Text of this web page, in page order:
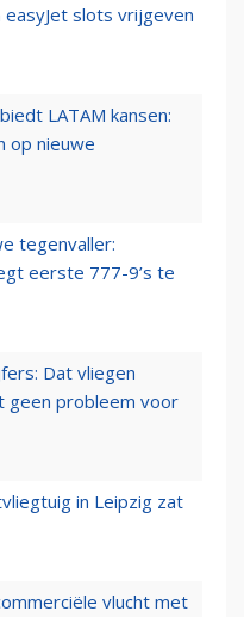
slots vrijgeven
LATAM kansen:
op nieuwe
tegenvaller:
eerste 777-9’s te
Dat vliegen
geen probleem voor
in Leipzig zat
vlucht met